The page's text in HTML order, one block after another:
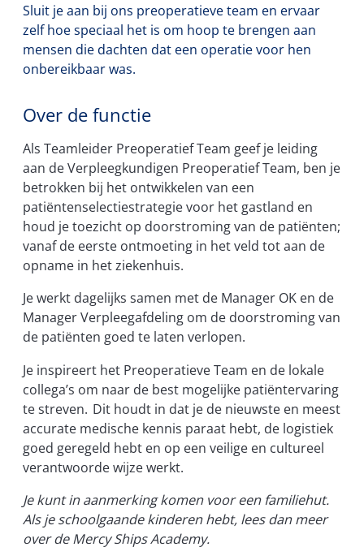
Sluit je aan bij ons preoperatieve team en ervaar
zelf hoe speciaal het is om hoop te brengen aan
mensen die dachten dat een operatie voor hen
onbereikbaar was.
Over de functie
Als Teamleider Preoperatief Team geef je leiding
aan de Verpleegkundigen Preoperatief Team, ben je
betrokken bij het ontwikkelen van een
patiëntenselectiestrategie voor het gastland en
houd je toezicht op doorstroming van de patiënten;
vanaf de eerste ontmoeting in het veld tot aan de
opname in het ziekenhuis.
Je werkt dagelijks samen met de Manager OK en de
Manager Verpleegafdeling om de doorstroming van
de patiënten goed te laten verlopen.
Je inspireert het Preoperatieve Team en de lokale
collega’s om naar de best mogelijke patiëntervaring
te streven. Dit houdt in dat je de nieuwste en meest
accurate medische kennis paraat hebt, de logistiek
goed geregeld hebt en op een veilige en cultureel
verantwoorde wijze werkt.
Je kunt in aanmerking komen voor een familiehut.
Als je schoolgaande kinderen hebt, lees dan meer
over de Mercy Ships Academy.